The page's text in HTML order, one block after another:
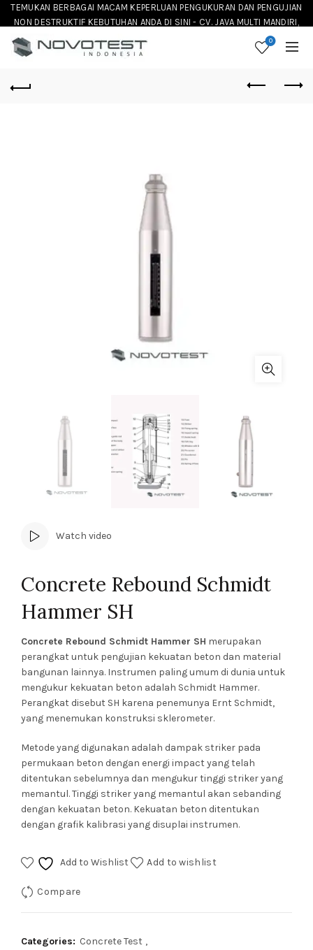
TEMUKAN BERBAGAI MACAM KEPERLUAN PENGUKURAN DAN PENGUJIAN
NON DESTRUKTIF KEBUTUHAN ANDA DI SINI - CV. JAVA MULTI MANDIRI,
DISTRIBUTOR NOVOTEST INSTRUMENT DI INDONESIA 0
Watch video
Concrete Rebound Schmidt
Hammer SH
Concrete Rebound Schmidt Hammer SH merupakan
perangkat untuk pengujian kekuatan beton dan material
bangunan lainnya. Instrumen paling umum di dunia untuk
mengukur kekuatan beton adalah Schmidt Hammer.
Perangkat disebut SH karena penemunya Ernt Schmidt,
yang menemukan konstruksi sklerometer.
Metode yang digunakan adalah dampak striker pada
permukaan beton dengan energi impact yang telah
ditentukan sebelumnya dan mengukur tinggi striker yang
memantul. Tinggi striker yang memantul akan sebanding
dengan kekuatan beton. Kekuatan beton ditentukan
dengan grafik kalibrasi yang disuplai instrumen.
Add to Wishlist Add to wishlist
Compare
Categories: Concrete Test ,